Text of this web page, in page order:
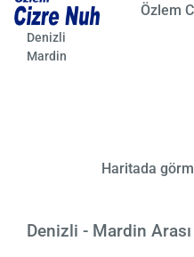
Özlem
Denizli
Mardin
Haritada
Denizli - Mardin